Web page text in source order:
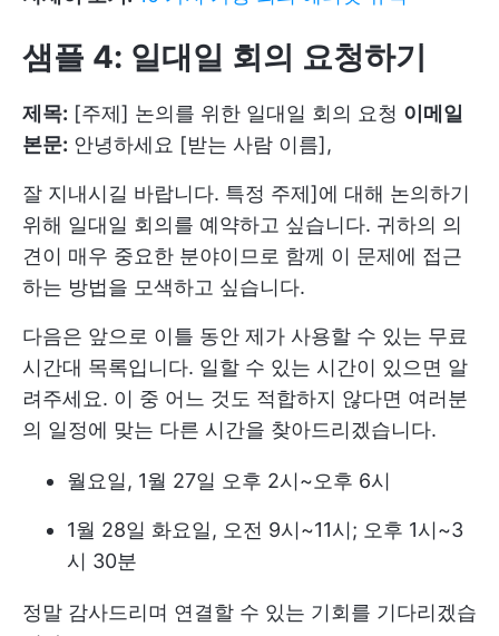
샘플 4: 일대일 회의 요청하기
제목: [주제] 논의를 위한 일대일 회의 요청 이메일
본문: 안녕하세요 [받는 사람 이름],
잘 지내시길 바랍니다. 특정 주제]에 대해 논의하기
위해 일대일 회의를 예약하고 싶습니다. 귀하의 의
견이 매우 중요한 분야이므로 함께 이 문제에 접근
하는 방법을 모색하고 싶습니다.
다음은 앞으로 이틀 동안 제가 사용할 수 있는 무료
시간대 목록입니다. 일할 수 있는 시간이 있으면 알
려주세요. 이 중 어느 것도 적합하지 않다면 여러분
의 일정에 맞는 다른 시간을 찾아드리겠습니다.
월요일, 1월 27일 오후 2시~오후 6시
1월 28일 화요일, 오전 9시~11시; 오후 1시~3
시 30분
정말 감사드리며 연결할 수 있는 기회를 기다리겠습